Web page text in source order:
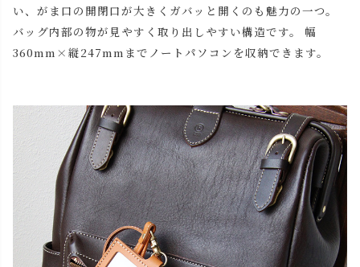
い、がま口の開閉口が大きくガバッと開くのも魅力の一つ。
バッグ内部の物が見やすく取り出しやすい構造です。 幅
360mm×縦247mmまでノートパソコンを収納できます。